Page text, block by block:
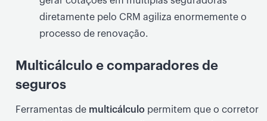
diretamente pelo CRM agiliza enormemente o
processo de renovação.
Multicálculo e comparadores de
seguros
Ferramentas de multicálculo permitem que o corretor